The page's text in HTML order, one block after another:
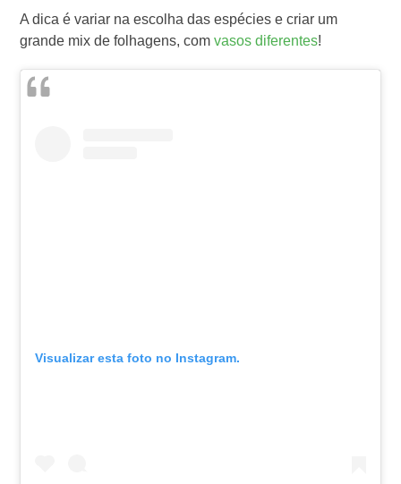
A dica é variar na escolha das espécies e criar um
grande mix de folhagens, comvasos diferentes!
Visualizar esta foto no Instagram.